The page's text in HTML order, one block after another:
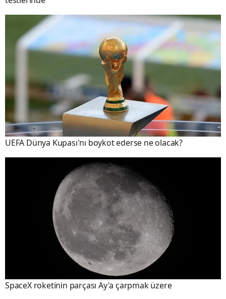
UEFA Dünya Kupası'nı boykot ederse ne olacak?
SpaceX roketinin parçası Ay'a çarpmak üzere